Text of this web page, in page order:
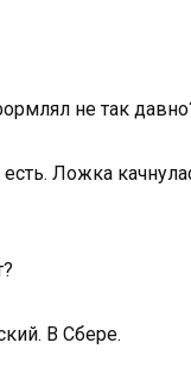
не так
Ложка
В Сбере.